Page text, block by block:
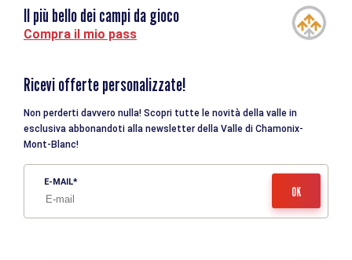
Il più bello dei campi da gioco
Compra il mio pass
Ricevi offerte personalizzate!
Non perderti davvero nulla! Scopri tutte le novità della valle in
esclusiva abbonandoti alla newsletter della Valle di Chamonix-
Mont-Blanc!
E-MAIL